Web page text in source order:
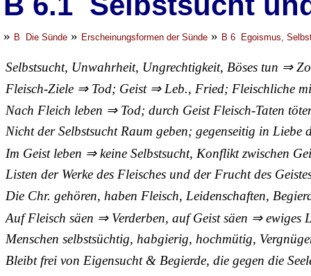
» B Die Sünde » Erscheinungsformen der Sünde » B 6 Egoismus,
Selbstsucht, Unwahrheit, Ungrechtigkeit, Böses tun ⇒
Fleisch-Ziele ⇒ Tod; Geist ⇒ Leb., Fried; Fleischliche
Nach Fleich leben ⇒ Tod; durch Geist Fleisch-Taten
Nicht der Selbstsucht Raum geben; gegenseitig in Liebe
Im Geist leben ⇒ keine Selbstsucht, Konflikt zwischen
Listen der Werke des Fleisches und der Frucht des
Die Chr. gehören, haben Fleisch, Leidenschaften,
Auf Fleisch säen ⇒ Verderben, auf Geist säen ⇒ ewiges
Menschen selbstsüchtig, habgierig, hochmütig,
Bleibt frei von Eigensucht & Begierde, die gegen die